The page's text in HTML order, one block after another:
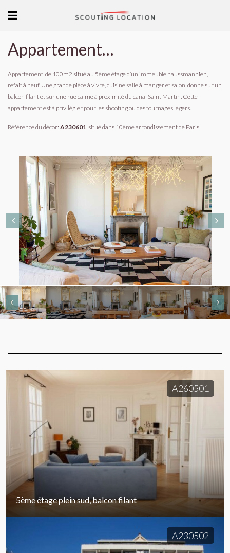
Appartement haussmannien pour shooting
Appartement de 100m2 situé au 5ème étage d’un immeuble haussmannien,
refait à neuf. Une grande pièce à vivre, cuisine salle à manger et salon, donne sur un
balcon filant et sur une rue calme à proximité du canal Saint Martin. Cette
appartement est à privilégier pour les shooting ou des tournages légers.
Référence du décor: A230601, situé dans 10ème arrondissement de Paris.
A260501
5ème étage plein sud, balcon filant
A230502